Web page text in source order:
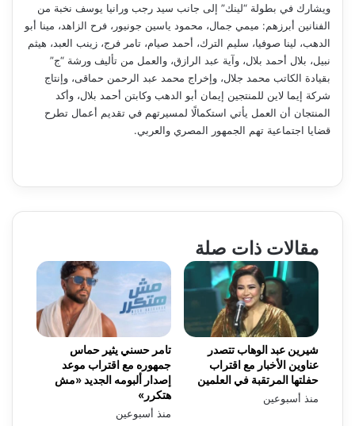
ويشارك في بطولة “لينك” إلى جانب سيد رجب ورانيا يوسف نخبة من
الفنانين أبرزهم: ميمي جمال، محمود ياسين جونيور، فرح الزاهد، مينا أبو
الدهب، لينا صوفيا، سليم الترك، أحمد صيام، تامر فرج، زينب العبد، هيثم
نبيل، بلال أحمد بلال، وآية عبد الرازق، والعمل من تأليف ورشة “ج”
بقيادة الكاتب محمد جلال، وإخراج محمد عبد الرحمن حماقى، وإنتاج
شركة إيما لاين للمنتجين إيمان أبو الدهب وكابتن أحمد بلال، وأكد
المنتجان أن العمل يأتي استكمالًا لمسيرتهم في تقديم أعمال تطرح
قضايا اجتماعية تهم الجمهور المصري والعربي.
مقالات ذات صلة
تامر حسني يثير حماس
جمهوره مع اقتراب موعد
إصدار ألبومه الجديد «مش
هتكرر»
منذ أسبوعين
شيرين عبد الوهاب تتصدر
عناوين الأخبار مع اقتراب
حفلتها المرتقبة في العلمين
منذ أسبوعين